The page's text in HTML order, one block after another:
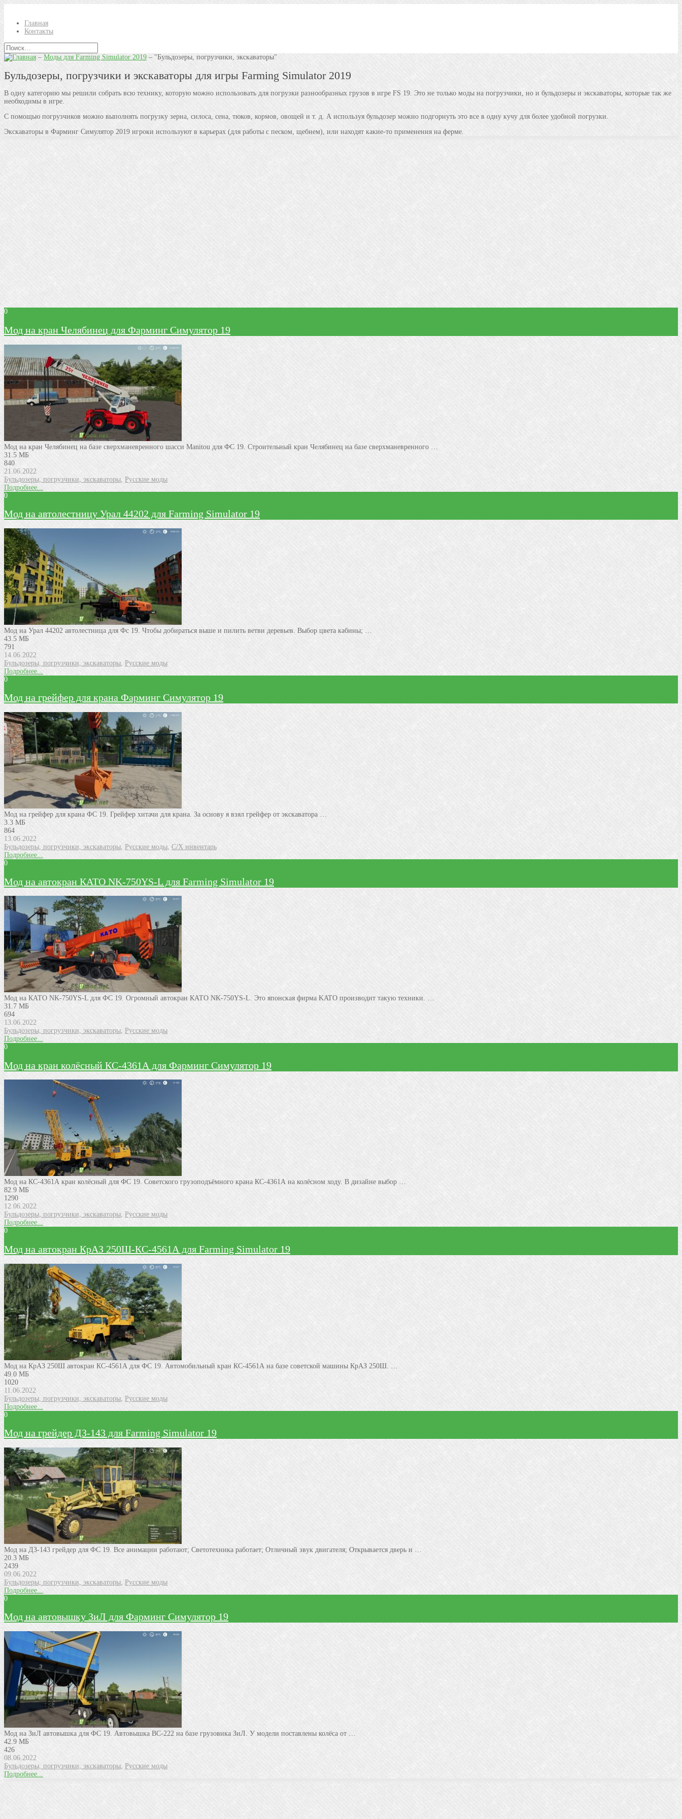
Главная
Контакты
–Моды для Farming Simulator 2019 – "Бульдозеры, погрузчики, экскаваторы"
Бульдозеры, погрузчики и экскаваторы для игры Farming Simulator 2019
В одну категорию мы решили собрать всю технику, которую можно использовать для погрузки разнообразных грузов в игре FS 19. Это не только моды на погрузчики, но и бульдозеры и экскаваторы, которые так же
необходимы в игре.
С помощью погрузчиков можно выполнять погрузку зерна, силоса, сена, тюков, кормов, овощей и т. д. А используя бульдозер можно подгорнуть это все в одну кучу для более удобной погрузки.
Экскаваторы в Фарминг Симулятор 2019 игроки используют в карьерах (для работы с песком, щебнем), или находят какие-то применения на ферме.
0
Мод на кран Челябинец для Фарминг Симулятор 19
Мод на кран Челябинец на базе сверхманевренного шасси Manitou для ФС 19. Строительный кран Челябинец на базе сверхманевренного …
31.5 МБ
840
21.06.2022
Бульдозеры, погрузчики, экскаваторы, Русские моды
Подробнее...
0
Мод на автолестницу Урал 44202 для Farming Simulator 19
Мод на Урал 44202 автолестница для Фс 19. Чтобы добираться выше и пилить ветви деревьев. Выбор цвета кабины; …
43.5 МБ
791
14.06.2022
Бульдозеры, погрузчики, экскаваторы Русские моды
Подробнее...
0
Мод на грейфер для крана Фарминг Симулятор 19
Мод на грейфер для крана ФС 19. Грейфер хитачи для крана. За основу я взял грейфер от экскаватора …
3.3 МБ
864
13.06.2022
Бульдозеры, погрузчики, экскаваторы, Русские моды, С/Х инвентарь
Подробнее...
0
Мод на автокран КАТО NK-750YS-L для Farming Simulator 19
Мод на КАТО NK-750YS-L для ФС 19. Огромный автокран КАТО NK-750YS-L. Это японская фирма KATO производит такую техники. …
31.7 МБ
694
13.06.2022
Бульдозеры, погрузчики, экскаваторы, Русские моды
Подробнее...
0
Мод на кран колёсный КС-4361А для Фарминг Симулятор 19
Мод на КС-4361А кран колёсный для ФС 19. Советского грузоподъёмного крана КС-4361А на колёсном ходу. В дизайне выбор …
82.9 МБ
1290
12.06.2022
Бульдозеры, погрузчики, экскаваторы, Русские моды
Подробнее...
0
Мод на автокран КрАЗ 250Ш-КС-4561А для Farming Simulator 19
Мод на КрАЗ 250Ш автокран КС-4561А для ФС 19. Автомобильный кран КС-4561А на базе советской машины КрАЗ 250Ш. …
49.0 МБ
1020
11.06.2022
Бульдозеры, погрузчики, экскаваторы Русские моды
Подробнее...
0
Мод на грейдер ДЗ-143 для Farming Simulator 19
Мод на ДЗ-143 грейдер для ФС 19. Все анимации работают; Светотехника работает; Отличный звук двигателя; Открывается дверь и …
20.3 МБ
2439
09.06.2022
Бульдозеры, погрузчики, экскаваторы Русские моды
Подробнее...
0
Мод на автовышку ЗиЛ для Фарминг Симулятор 19
Мод на ЗиЛ автовышка для ФС 19. Автовышка ВС-222 на базе грузовика ЗиЛ. У модели поставлены колёса от …
42.9 МБ
426
08.06.2022
Бульдозеры, погрузчики, экскаваторы Русские моды
Подробнее...